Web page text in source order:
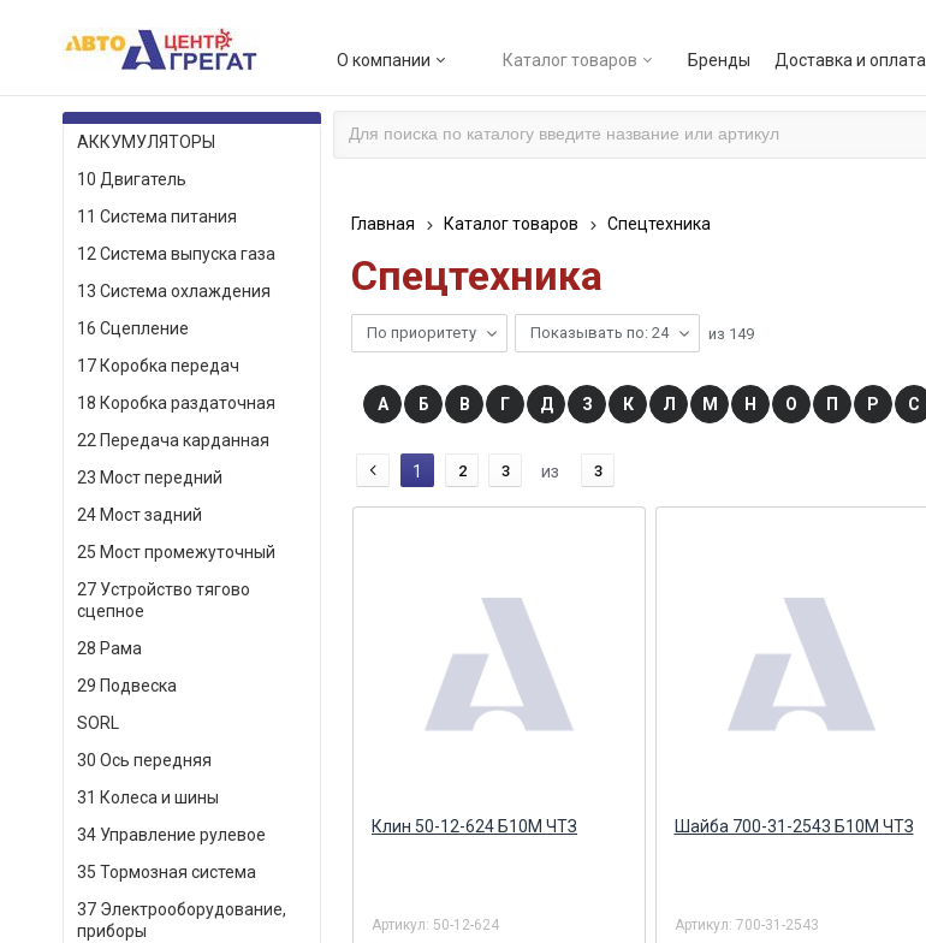
О компании Каталог товаров Бренды Доставка и оплата
КАТАЛОГ ТОВАРОВ
АККУМУЛЯТОРЫ
10 Двигатель
11 Система питания
12 Система выпуска газа
13 Система охлаждения
16 Сцепление
17 Коробка передач
18 Коробка раздаточная
22 Передача карданная
23 Мост передний
24 Мост задний
25 Мост промежуточный
27 Устройство тягово
сцепное
28 Рама
29 Подвеска
SORL
30 Ось передняя
31 Колеса и шины
34 Управление рулевое
35 Тормозная система
37 Электрооборудование,
приборы
Главная Каталог товаров Спецтехника
Спецтехника
По приоритету Показывать по: 24 из 149
А Б В Г Д З К Л М Н О П Р С
1 2 3 из 3
Клин 50-12-624 Б10М ЧТЗ
Артикул: 50-12-624
Шайба 700-31-2543 Б10М ЧТЗ
Артикул: 700-31-2543